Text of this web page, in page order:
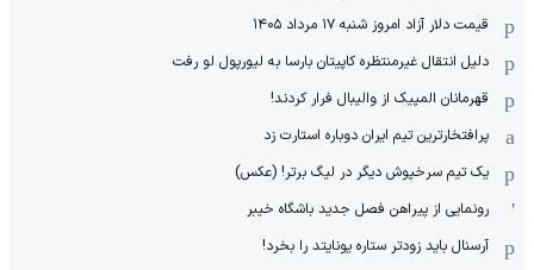
قیمت دلار آزاد امروز شنبه ۱۷ مرداد ۱۴۰۵
دلیل انتقال غیرمنتظره کاپیتان بارسا به لیورپول لو رفت
قهرمانان المپیک از والیبال فرار کردند!
پرافتخارترین تیم ایران دوباره استارت زد
یک تیم سرخپوش دیگر در لیگ برتر! (عکس)
رونمایی از پیراهن فصل جدید باشگاه خیبر
آرسنال باید زودتر ستاره یونایتد را بخرد!